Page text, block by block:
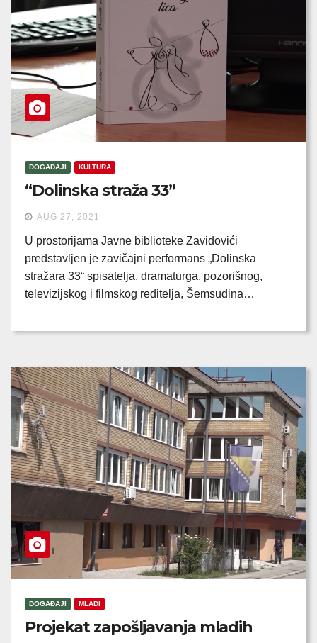
DOGAĐAJI KULTURA
“Dolinska straža 33”
AUG 27, 2021
U prostorijama Javne biblioteke Zavidovići
predstavljen je zavičajni performans „Dolinska
stražara 33“ spisatelja, dramaturga, pozorišnog,
televizijskog i filmskog reditelja, Šemsudina…
DOGAĐAJI MLADI
Projekat zapošljavanja mladih